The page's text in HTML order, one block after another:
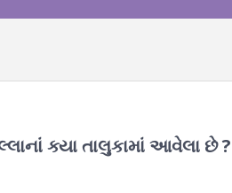
ક્યા તાલુકામાં આવેલા છે ?